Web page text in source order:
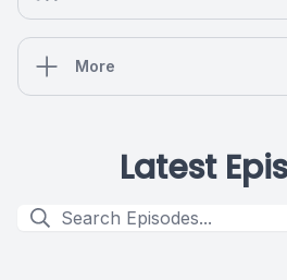
More
Latest